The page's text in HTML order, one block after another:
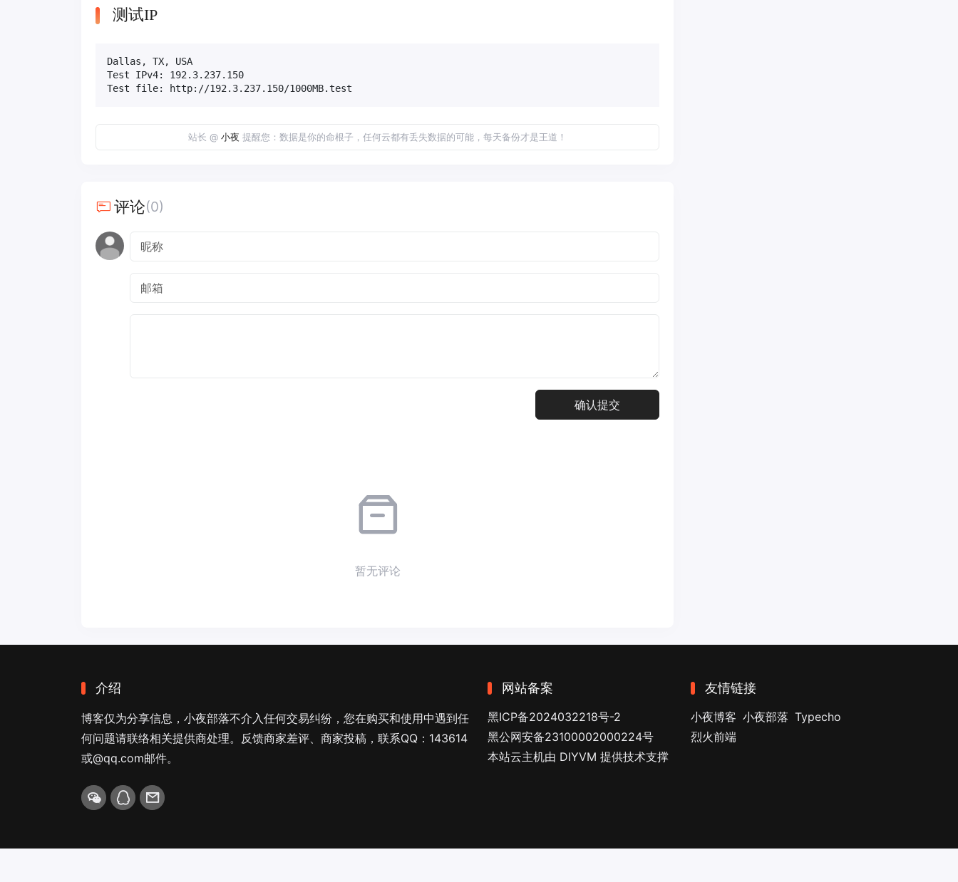
测试IP
Dallas, TX, USA
Test IPv4: 192.3.237.150
Test file: http://192.3.237.150/1000MB.test
站长 @ 小夜 提醒您：数据是你的命根子，任何云都有丢失数据的可能，每天备份才是王道！
评论(0)
暂无评论
介绍
博客仅为分享信息，小夜部落不介入任何交易纠纷，您在购买和使用中遇到任
何问题请联络相关提供商处理。反馈商家差评、商家投稿，联系QQ：143614
或@qq.com邮件。
网站备案
黑ICP备2024032218号-2
黑公网安备23100002000224号
本站云主机由 DIYVM 提供技术支撑
友情链接
小夜博客 小夜部落 Typecho
烈火前端